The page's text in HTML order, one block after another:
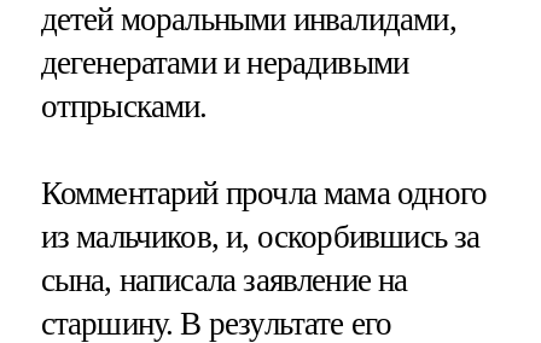
детей моральными инвалидами,
дегенератами и нерадивыми
отпрысками.
Комментарий прочла мама одного
из мальчиков, и, оскорбившись за
сына, написала заявление на
старшину. В результате его